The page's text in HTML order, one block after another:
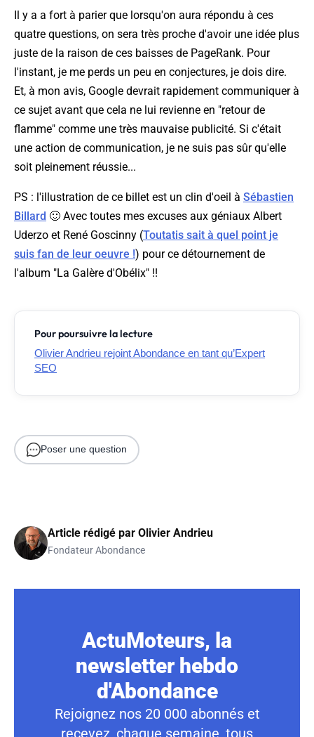
Il y a a fort à parier que lorsqu'on aura répondu à ces
quatre questions, on sera très proche d'avoir une idée plus
juste de la raison de ces baisses de PageRank. Pour
l'instant, je me perds un peu en conjectures, je dois dire.
Et, à mon avis, Google devrait rapidement communiquer à
ce sujet avant que cela ne lui revienne en "retour de
flamme" comme une très mauvaise publicité. Si c'était
une action de communication, je ne suis pas sûr qu'elle
soit pleinement réussie...
PS : l'illustration de ce billet est un clin d'oeil à Sébastien
Billard 🙂 Avec toutes mes excuses aux géniaux Albert
Uderzo et René Goscinny (Toutatis sait à quel point je
suis fan de leur oeuvre !) pour ce détournement de
l'album "La Galère d'Obélix" !!
Pour poursuivre la lecture
Olivier Andrieu rejoint Abondance en tant qu’Expert
SEO
Poser une question
Article rédigé par Olivier Andrieu
Fondateur Abondance
ActuMoteurs, la
newsletter hebdo
d'Abondance
Rejoignez nos 20 000 abonnés et
recevez, chaque semaine, tous